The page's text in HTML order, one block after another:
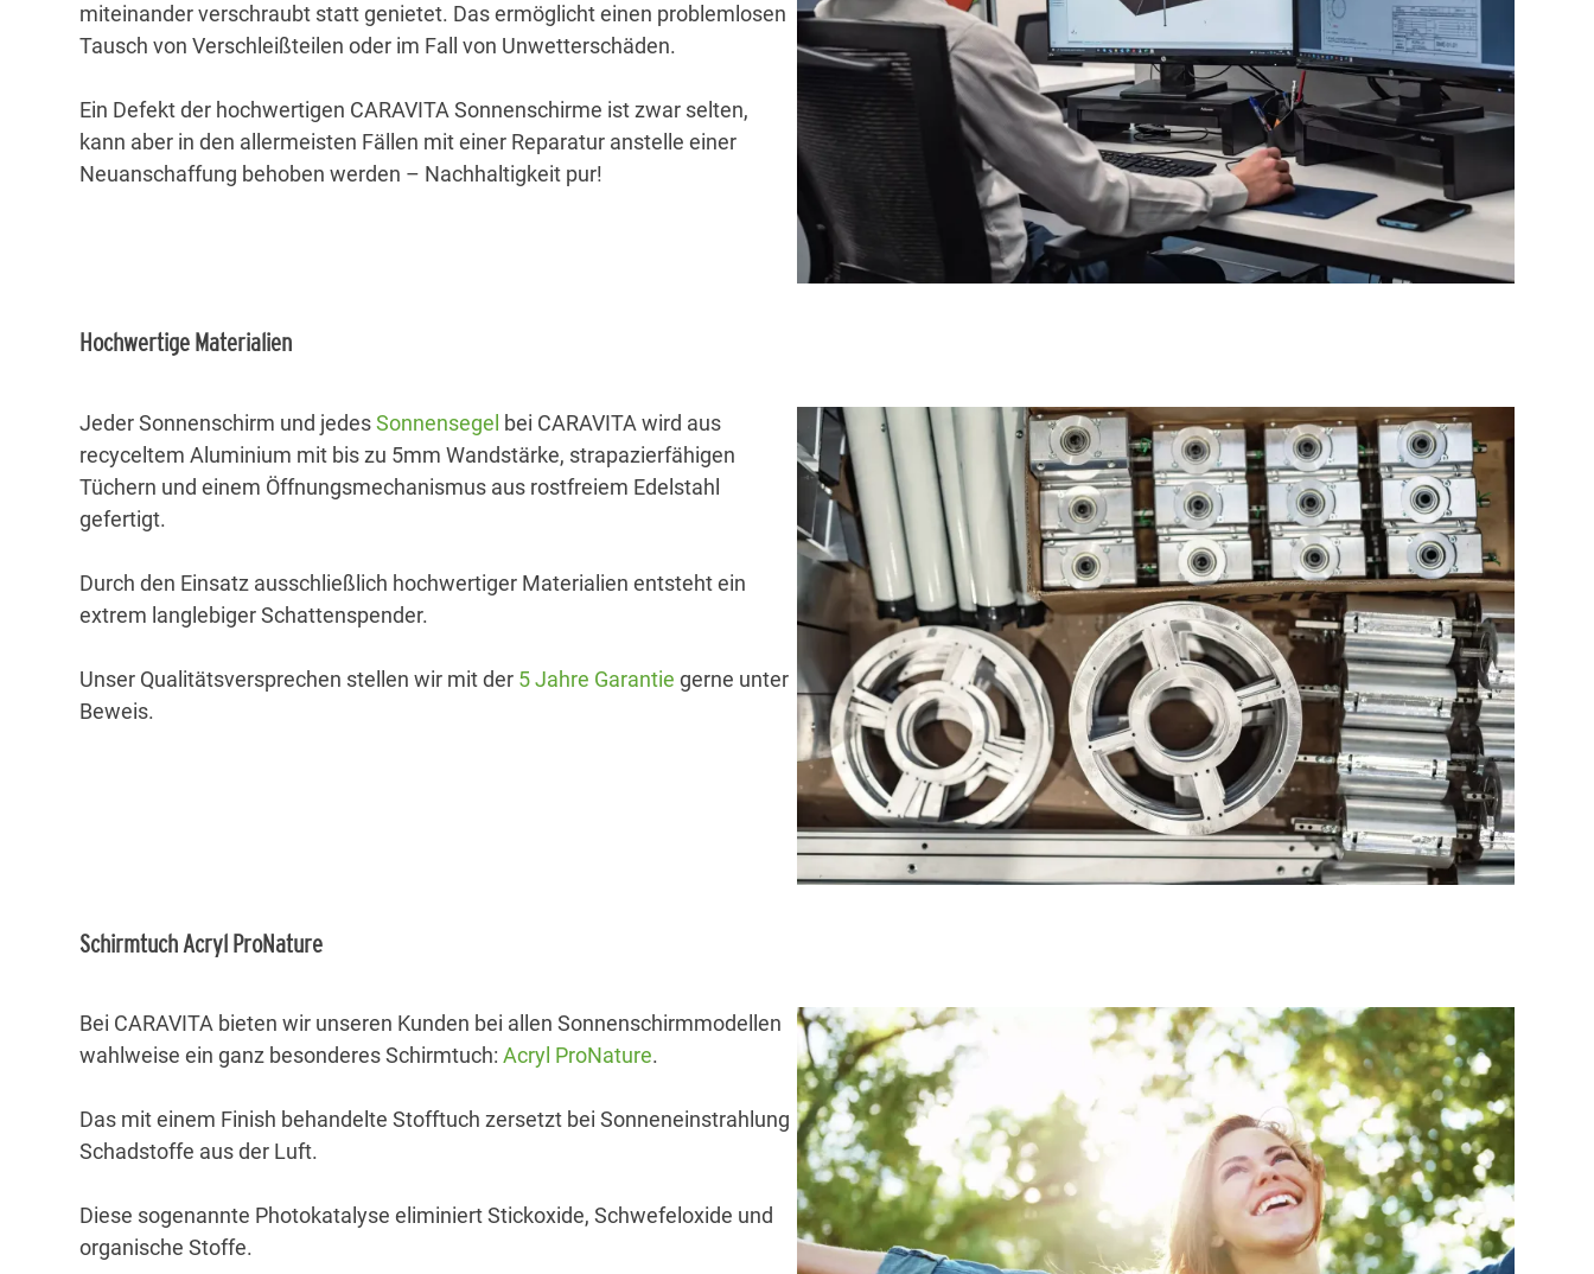
miteinander verschraubt statt genietet. Das ermöglicht einen problemlosen
Tausch von Verschleißteilen oder im Fall von Unwetterschäden.
Ein Defekt der hochwertigen CARAVITA Sonnenschirme ist zwar selten,
kann aber in den allermeisten Fällen mit einer Reparatur anstelle einer
Neuanschaffung behoben werden – Nachhaltigkeit pur!
Hochwertige Materialien
Jeder Sonnenschirm und jedesSonnensegel bei CARAVITA wird aus
recyceltem Aluminium mit bis zu 5mm Wandstärke, strapazierfähigen
Tüchern und einem Öffnungsmechanismus aus rostfreiem Edelstahl
gefertigt.
Durch den Einsatz ausschließlich hochwertiger Materialien entsteht ein
extrem langlebiger Schattenspender.
Unser Qualitätsversprechen stellen wir mit der 5 Jahre Garantie gerne unter
Beweis.
Schirmtuch Acryl ProNature
Bei CARAVITA bieten wir unseren Kunden bei allen Sonnenschirmmodellen
wahlweise ein ganz besonderes Schirmtuch:Acryl ProNature.
Das mit einem Finish behandelte Stofftuch zersetzt bei Sonneneinstrahlung
Schadstoffe aus der Luft.
Diese sogenannte Photokatalyse eliminiert Stickoxide, Schwefeloxide und
organische Stoffe.